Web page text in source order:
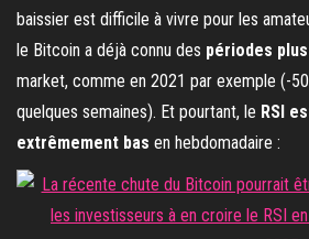
baissier est difficile à vivre pour les
le Bitcoin a déjà connu des périodes
market, comme en 2021 par exemple (-50
quelques semaines). Et pourtant, le RSI
extrêmement bas en hebdomadaire :